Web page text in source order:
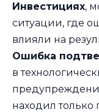
Инвестициях,
ситуации, где
влияли на
Ошибка
в
находил